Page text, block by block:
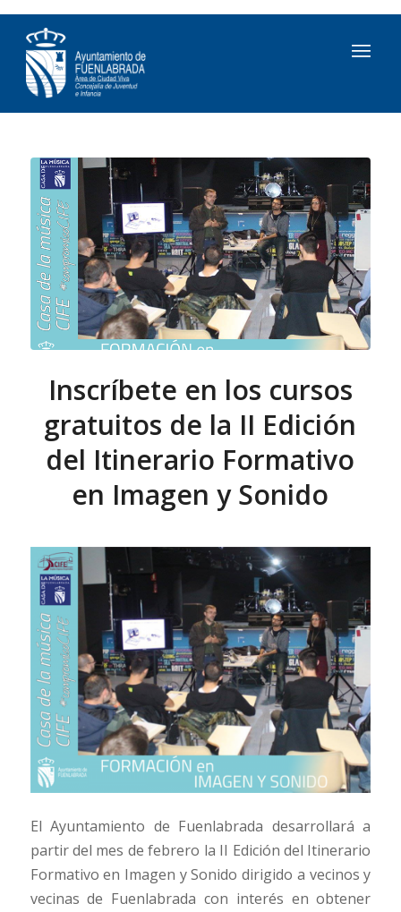
Inscríbete en los cursos
gratuitos de la II Edición
del Itinerario Formativo
en Imagen y Sonido
El Ayuntamiento de Fuenlabrada desarrollará a
partir del mes de febrero la II Edición del Itinerario
Formativo en Imagen y Sonido dirigido a vecinos y
vecinas de Fuenlabrada con interés en obtener